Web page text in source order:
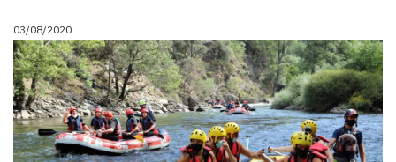
03/08/2020